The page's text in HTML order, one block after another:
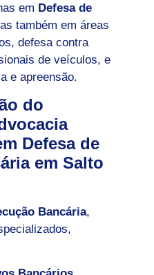
em Defesa de
também em áreas
defesa contra
de veículos, e
e apreensão.
do
Defesa de
em Salto
Bancária,